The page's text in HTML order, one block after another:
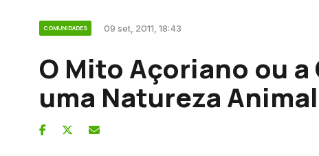
COMUNIDADES 09 set, 2011, 18:43
O Mito Açoriano ou
uma Natureza